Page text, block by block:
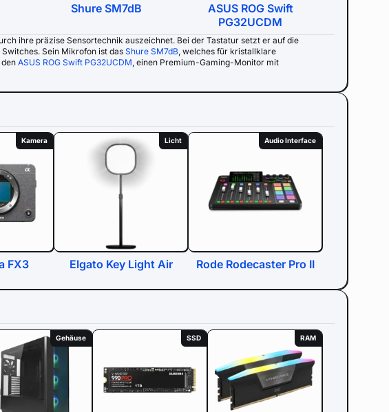
Shure SM7dB
ASUS ROG Swift
PG32UCDM
ihre präzise Sensortechnik auszeichnet. Bei der Tastatur setzt er auf die
Sein Mikrofon ist das Shure SM7dB , welches für kristallklare
ASUS ROG Swift PG32UCDM , einen Premium-Gaming-Monitor mit
Kamera
FX3
Licht
Elgato Key Light Air
Audio Interface
Rode Rodecaster Pro II
Gehäuse SSD RAM